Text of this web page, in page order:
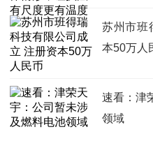
苏州市班
本50万人
速看：津
领域